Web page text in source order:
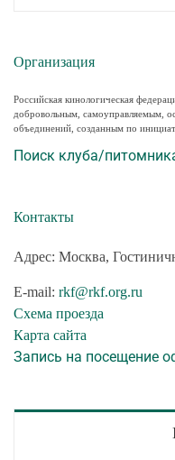
Организация
Российская кинологическая
добровольным, самоуправляемым,
объединений, созданным по
Поиск клуба/
Контакты
Адрес: Москва,
E-mail: rkf@rkf.org.ru
Схема проезда
Карта сайта
Запись на посещение